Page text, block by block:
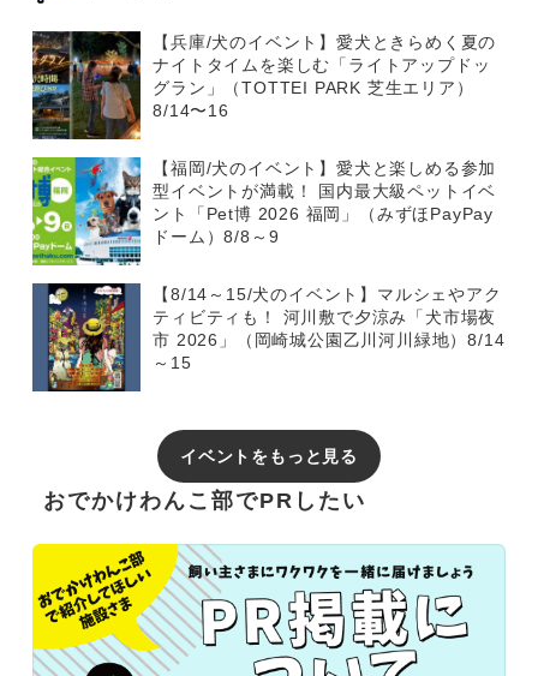
【兵庫/犬のイベント】愛犬ときらめく夏の
ナイトタイムを楽しむ「ライトアップドッ
グラン」（TOTTEI PARK 芝生エリア）
8/14〜16
【福岡/犬のイベント】愛犬と楽しめる参加
型イベントが満載！ 国内最大級ペットイベ
ント「Pet博 2026 福岡」（みずほPayPay
ドーム）8/8～9
【8/14～15/犬のイベント】マルシェやアク
ティビティも！ 河川敷で夕涼み「犬市場夜
市 2026」（岡崎城公園乙川河川緑地）8/14
～15
イベントをもっと見る
おでかけわんこ部でPRしたい